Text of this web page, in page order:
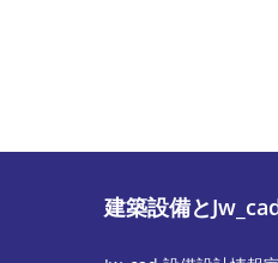
建築設備と